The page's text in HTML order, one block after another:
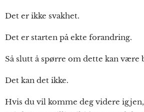
Det er ikke svakhet.
Det er starten på ekte forandring.
Så slutt å spørre om dette kan være
Det kan det ikke.
Hvis du vil komme deg videre igjen,